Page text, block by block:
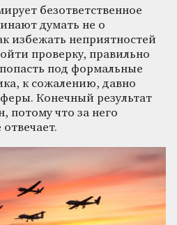
безответственное
думать не о
избежать неприятностей
проверку, правильно
под формальные
к сожалению, давно
Конечный результат
потому что за него